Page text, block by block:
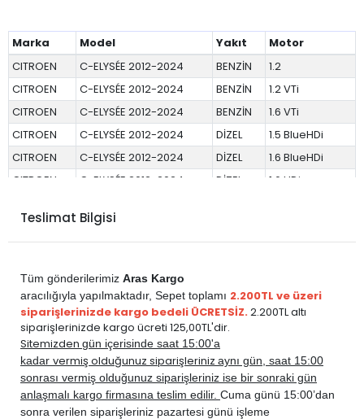
Marka Model Yakıt
Motor
CITROEN
C-ELYSÉE 2012-2024 BENZİN
1.2
CITROEN
C-ELYSÉE 2012-2024 BENZİN
1.2 VTi
CITROEN
C-ELYSÉE 2012-2024 BENZİN
1.6 VTi
CITROEN
C-ELYSÉE 2012-2024 DİZEL
1.5 BlueHDi
CITROEN
C-ELYSÉE 2012-2024 DİZEL
1.6 BlueHDi
CITROEN
C-ELYSÉE 2012-2024 DİZEL
1.6 HDi
PEUGEOT
301 2012-2020
PEUGEOT
301 2012-2020
PEUGEOT
301 2012-2020 DİZEL
1.6 BlueHDi
PEUGEOT
301 2012-2020 DİZEL 1.6 HDi
Teslimat Bilgisi
Tüm gönderilerimiz Aras Kargo
aracılığıyla yapılmaktadır, Sepet toplamı 2.200TL ve üzeri
siparişlerinizde kargo bedeli ÜCRETSİZ.2.200TL altı
siparişlerinizde kargo ücreti 125,00TL'dir.
Sitemizden gün içerisinde saat 15:00'a
kadar vermiş olduğunuz siparişleriniz aynı gün, saat 15:00
sonrası vermiş olduğunuz siparişleriniz ise bir sonraki gün
anlaşmalı kargo firmasına teslim edilir. Cuma günü 15:00’dan
sonra verilen siparişleriniz pazartesi günü işleme